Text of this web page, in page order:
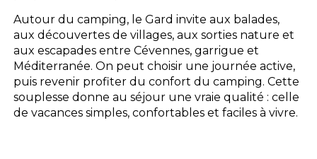
Autour du camping, le Gard invite aux balades,
aux découvertes de villages, aux sorties nature et
aux escapades entre Cévennes, garrigue et
Méditerranée. On peut choisir une journée active,
puis revenir profiter du confort du camping. Cette
souplesse donne au séjour une vraie qualité : celle
de vacances simples, confortables et faciles à vivre.